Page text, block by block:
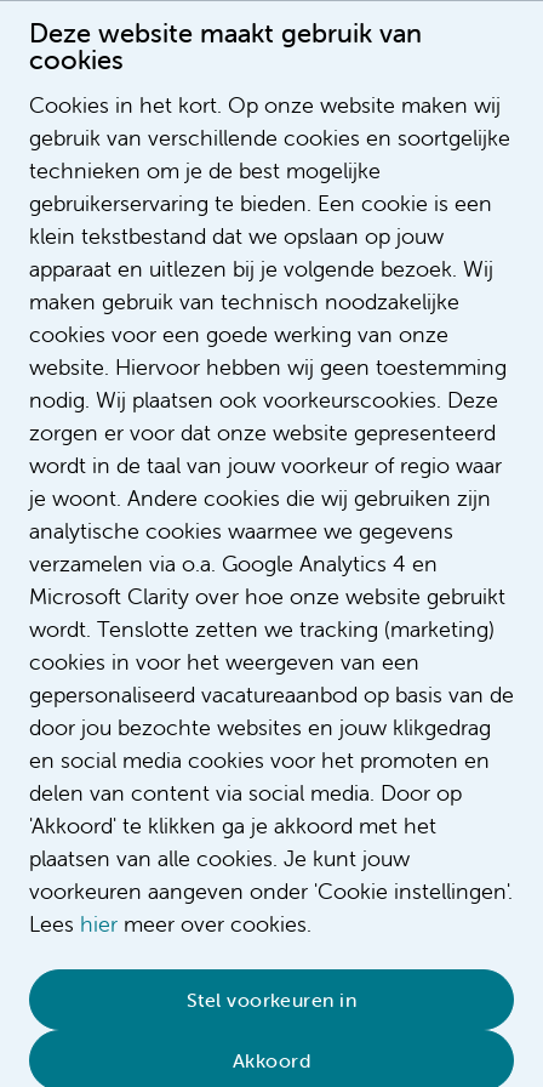
Deze website maakt gebruik van
cookies
Cookies in het kort. Op onze website maken wij
gebruik van verschillende cookies en soortgelijke
technieken om je de best mogelijke
gebruikerservaring te bieden. Een cookie is een
klein tekstbestand dat we opslaan op jouw
apparaat en uitlezen bij je volgende bezoek. Wij
maken gebruik van technisch noodzakelijke
cookies voor een goede werking van onze
website. Hiervoor hebben wij geen toestemming
nodig. Wij plaatsen ook voorkeurscookies. Deze
zorgen er voor dat onze website gepresenteerd
wordt in de taal van jouw voorkeur of regio waar
je woont. Andere cookies die wij gebruiken zijn
analytische cookies waarmee we gegevens
verzamelen via o.a. Google Analytics 4 en
Microsoft Clarity over hoe onze website gebruikt
wordt. Tenslotte zetten we tracking (marketing)
cookies in voor het weergeven van een
gepersonaliseerd vacatureaanbod op basis van de
door jou bezochte websites en jouw klikgedrag
en social media cookies voor het promoten en
delen van content via social media. Door op
'Akkoord' te klikken ga je akkoord met het
plaatsen van alle cookies. Je kunt jouw
voorkeuren aangeven onder 'Cookie instellingen'.
Lees hier meer over cookies.
Stel voorkeuren in
Akkoord
Femke van Brenk
Cookieverklaring • Sitemap